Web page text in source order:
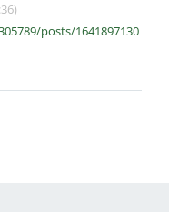
posts/1641897130